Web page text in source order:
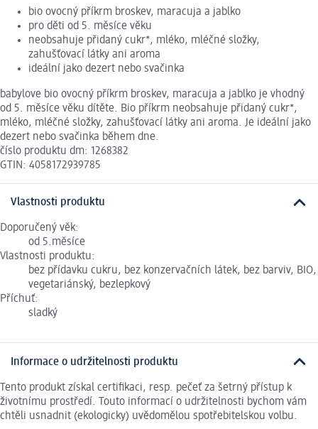
bio ovocný příkrm broskev, maracuja a jablko
pro děti od 5. měsíce věku
neobsahuje přidaný cukr*, mléko, mléčné složky,
zahušťovací látky ani aroma
ideální jako dezert nebo svačinka
babylove bio ovocný příkrm broskev, maracuja a jablko je vhodný
od 5. měsíce věku dítěte. Bio příkrm neobsahuje přidaný cukr*,
mléko, mléčné složky, zahušťovací látky ani aroma. Je ideální jako
dezert nebo svačinka během dne.
číslo produktu dm: 1268382
GTIN: 4058172939785
Vlastnosti produktu
Doporučený věk:
od 5.měsíce
Vlastnosti produktu:
bez přídavku cukru, bez konzervačních látek, bez barviv, BIO,
vegetariánský, bezlepkový
Příchuť:
sladký
Informace o udržitelnosti produktu
Tento produkt získal certifikaci, resp. pečeť za šetrný přístup k
životnímu prostředí. Touto informací o udržitelnosti bychom vám
chtěli usnadnit (ekologicky) uvědomělou spotřebitelskou volbu.